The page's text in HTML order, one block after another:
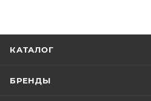
КАТАЛОГ
БРЕНДЫ